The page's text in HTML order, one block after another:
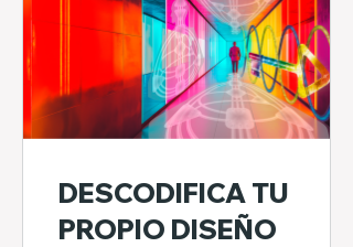
DESCODIFICA TU
PROPIO DISEÑO